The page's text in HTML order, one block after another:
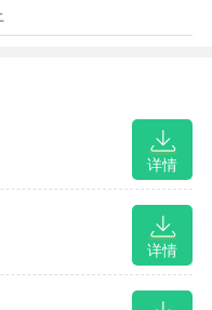
详情
详情